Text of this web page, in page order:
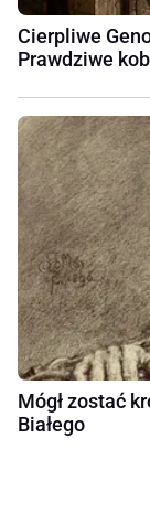
Cierpliwe
Prawdziwe
Mógł zostać
Białego